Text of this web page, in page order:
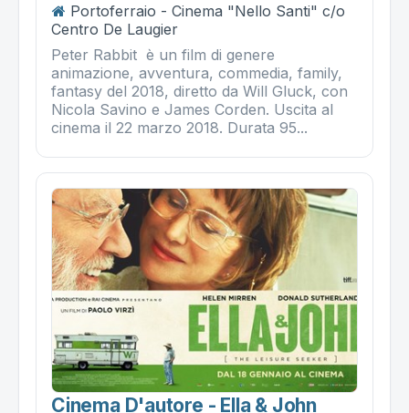
Portoferraio - Cinema "Nello Santi" c/o
Centro De Laugier
Peter Rabbit è un film di genere
animazione, avventura, commedia, family,
fantasy del 2018, diretto da Will Gluck, con
Nicola Savino e James Corden. Uscita al
cinema il 22 marzo 2018. Durata 95...
Cinema D'autore - Ella & John